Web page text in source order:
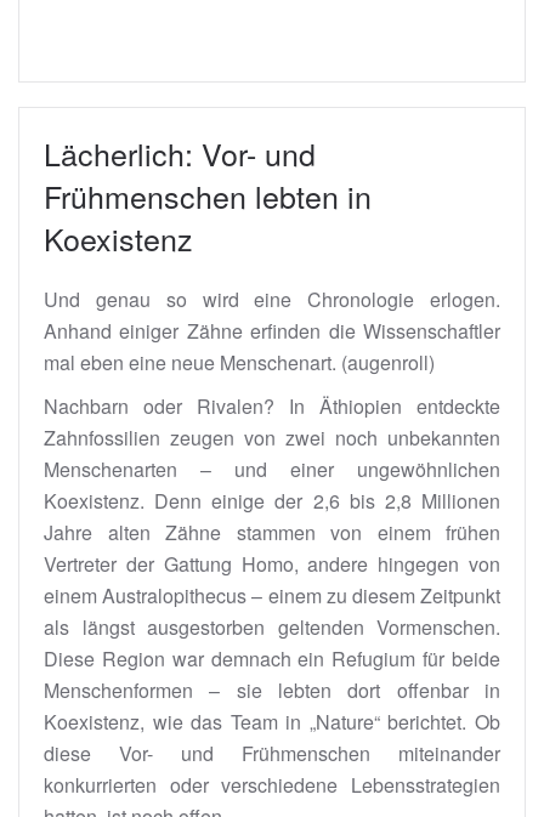
Lächerlich: Vor- und
Frühmenschen lebten in
Koexistenz
Und genau so wird eine Chronologie erlogen.
Anhand einiger Zähne erfinden die Wissenschaftler
mal eben eine neue Menschenart. (augenroll)
Nachbarn oder Rivalen? In Äthiopien entdeckte
Zahnfossilien zeugen von zwei noch unbekannten
Menschenarten – und einer ungewöhnlichen
Koexistenz. Denn einige der 2,6 bis 2,8 Millionen
Jahre alten Zähne stammen von einem frühen
Vertreter der Gattung Homo, andere hingegen von
einem Australopithecus – einem zu diesem Zeitpunkt
als längst ausgestorben geltenden Vormenschen.
Diese Region war demnach ein Refugium für beide
Menschenformen – sie lebten dort offenbar in
Koexistenz, wie das Team in „Nature“ berichtet. Ob
diese Vor- und Frühmenschen miteinander
konkurrierten oder verschiedene Lebensstrategien